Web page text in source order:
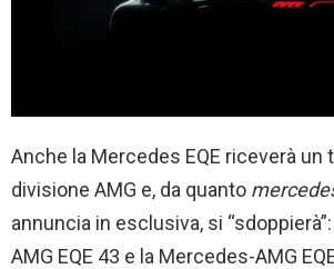
Anche la Mercedes EQE riceverà un
divisione AMG e, da quanto
annuncia in esclusiva, si
AMG EQE 43 e la Mercedes-AMG